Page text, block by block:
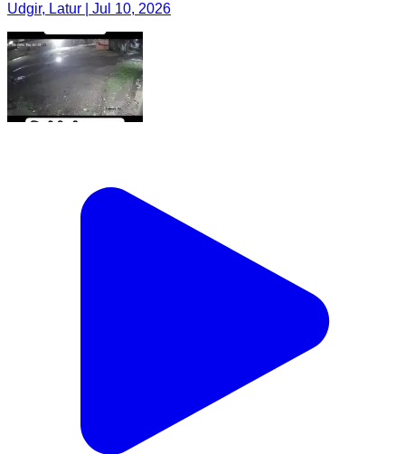
Udgir, Latur | Jul 10, 2026